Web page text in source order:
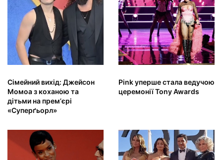
Сімейний вихід: Джейсон
Момоа з коханою та
дітьми на премʼєрі
«Суперґьорл»
Pink уперше стала ведучою
церемонії Tony Awards